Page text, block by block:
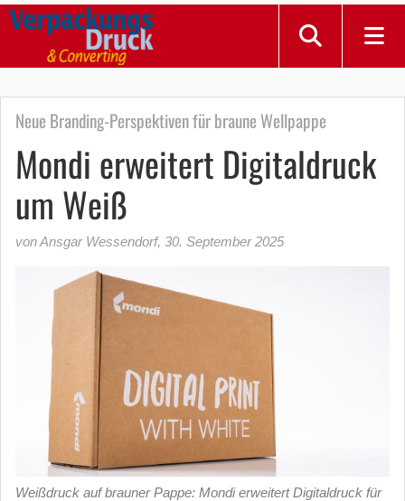
Neue Branding-Perspektiven für braune Wellpappe
Mondi erweitert Digitaldruck
um Weiß
von Ansgar Wessendorf, 30. September 2025
Weißdruck auf brauner Pappe: Mondi erweitert Digitaldruck für